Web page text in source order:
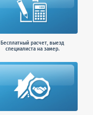
Бесплатный расчет, выезд
специалиста на замер.